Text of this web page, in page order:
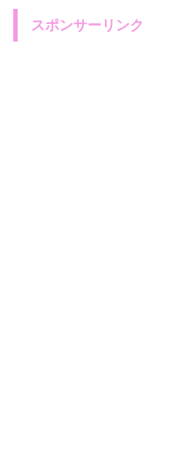
スポンサーリンク